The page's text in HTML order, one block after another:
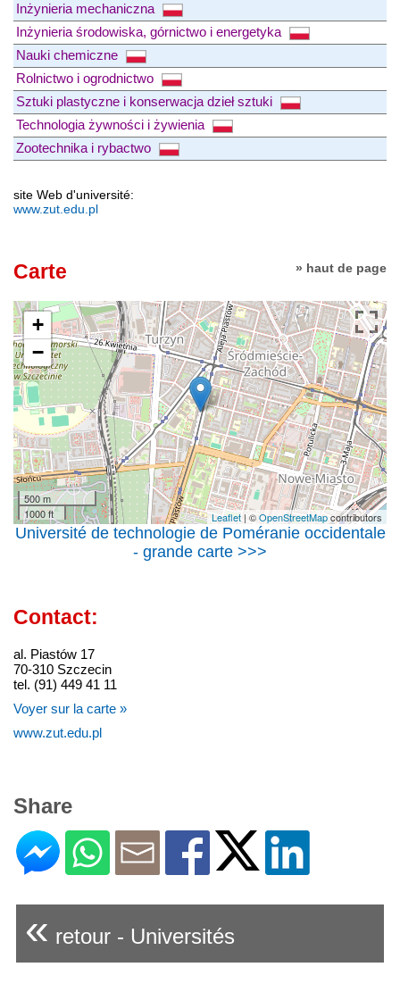
Inżynieria mechaniczna
Inżynieria środowiska, górnictwo i energetyka
Nauki chemiczne
Rolnictwo i ogrodnictwo
Sztuki plastyczne i konserwacja dzieł sztuki
Technologia żywności i żywienia
Zootechnika i rybactwo
site Web d'université:
www.zut.edu.pl
» haut de page
Carte
+
−
500 m
1000 ft
Leaflet| ©OpenStreetMapcontributors
Université de technologie de Poméranie occidentale
- grande carte >>>
Contact:
al. Piastów 17
70-310 Szczecin
tel. (91) 449 41 11
Voyer sur la carte »
www.zut.edu.pl
Share
« retour - Universités